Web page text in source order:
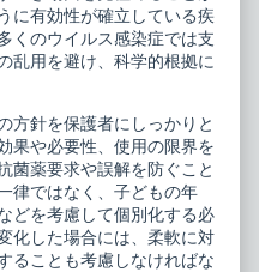
に有効性が確立している疾
くのウイルス感染症では支
乱用を避け、科学的根拠に
方針を保護者にしっかりと
果や必要性、使用の限界を
菌薬要求や誤解を防ぐこと
律ではなく、子どもの年
どを考慮して個別化する必
化した場合には、柔軟に対
ることも考慮しなければな